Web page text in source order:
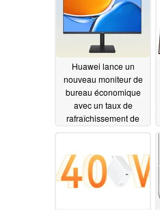
Huawei lance un
nouveau moniteur de
bureau économique
avec un taux de
rafraîchissement de